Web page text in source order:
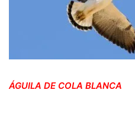
ÁGUILA DE COLA BLANCA